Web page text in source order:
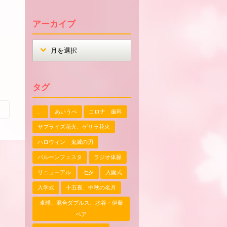
アーカイブ
タグ
あいうべ コロナ 歯科
サプライズ花火、ゲリラ花火
ハロウィン 鬼滅の刃
バルーンフェスタ ラジオ体操
リニューアル 七夕 入園式
入学式 十五夜、中秋の名月
卓球、混合ダブルス、水谷・伊藤
ペア